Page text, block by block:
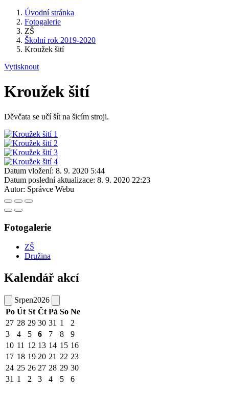
Úvodní stránka
Fotogalerie
ZŠ
Školní rok 2019-2020
Kroužek šití
Vytisknout
Kroužek šití
Děvčata se učí šít na šicím stroji.
Datum vložení: 8. 9. 2020 5:44
Datum poslední aktualizace: 8. 9. 2020 22:23
Autor: Správce Webu
Fotogalerie
ZŠ
Družina
Kalendář akcí
Srpen2026
Po Út St Čt Pá So Ne
27 28 29 30 31 1
2
3
4 5 6 7 8
9
10 11 12 13 14 15 16
17 18 19 20 21 22 23
24 25 26 27 28 29 30
31 1 2 3 4 5 6